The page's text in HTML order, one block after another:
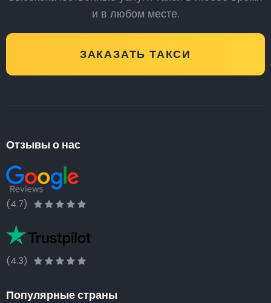
и в любом месте.
ЗАКАЗАТЬ ТАКСИ
Отзывы о нас
(4.7)
(4.3)
Популярные страны